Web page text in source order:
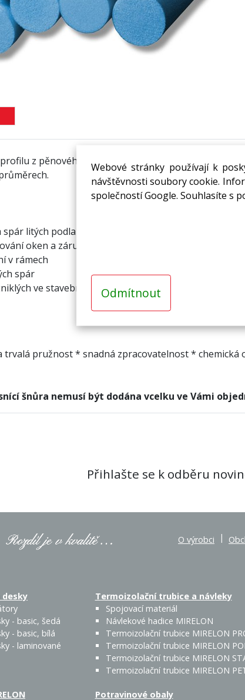
Webové stránky používají k
návštěvnosti soubory cookie.
společností Google. Souhlasíte s
Odmítnout
z pěnového polyetylenu pro utěsňování
litých podlah
oken a zárubní
v rámech
spár
ve stavebnictví
pružnost * snadná zpracovatelnost *
šnůra nemusí být dodána vcelku ve Vámi
Přihlašte se k odběru
O výrobci |
desky
- basic, šedá
- basic, bílá
- laminované
Termoizolační trubice a návleky
Spojovací materiál
Návlekové hadice MIRELON
Termoizolační trubice MIRELON
Termoizolační trubice MIRELON
Termoizolační trubice MIRELON
Termoizolační trubice MIRELON
Potravinové obaly